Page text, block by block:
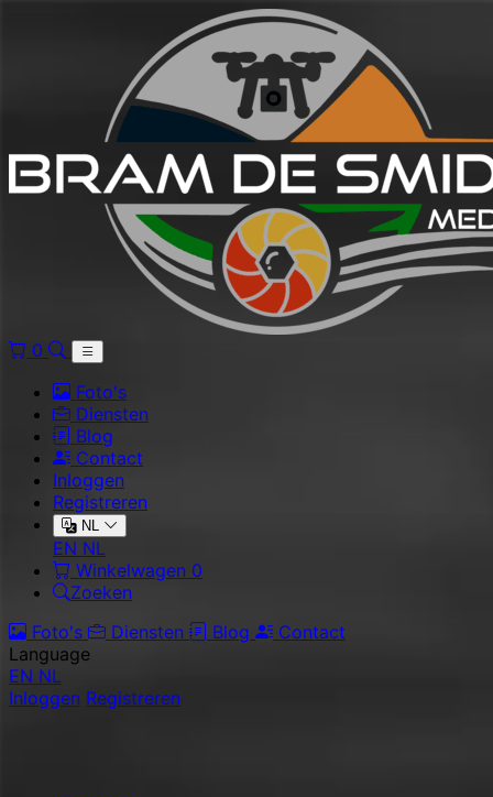
0
Foto's
Diensten
Blog
Contact
Inloggen
Registreren
NL
EN NL
Winkelwagen 0
Zoeken
Foto's
Diensten Blog
Contact
Language
EN NL
Inloggen Registreren